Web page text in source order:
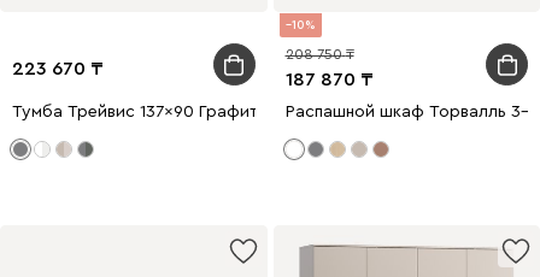
223 670
Тумба Трейвис 137x90 Графитовый
10
187 870
208 750
Распашной шкаф Торвалль 3-